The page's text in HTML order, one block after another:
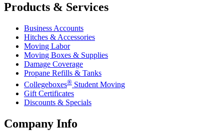
Products & Services
Business Accounts
Hitches & Accessories
Moving Labor
Moving Boxes & Supplies
Damage Coverage
Propane Refills & Tanks
Collegeboxes® Student Moving
Gift Certificates
Discounts & Specials
Company Info